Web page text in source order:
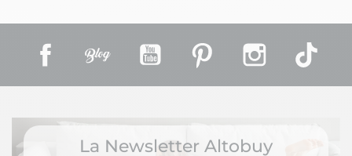
Facebook YouTube Pinterest Instagram
La Newsletter Altobuy